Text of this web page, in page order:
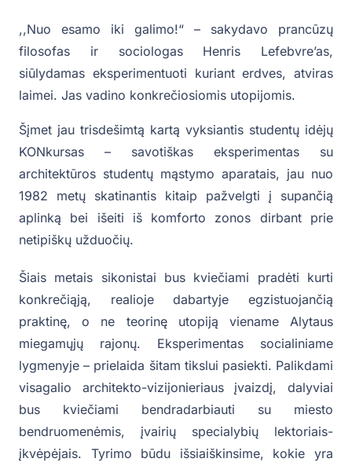
,,Nuo esamo iki galimo!“ – sakydavo prancūzų
filosofas ir sociologas Henris Lefebvre’as,
siūlydamas eksperimentuoti kuriant erdves, atviras
laimei. Jas vadino konkrečiosiomis utopijomis.
Šįmet jau trisdešimtą kartą vyksiantis studentų idėjų
KONkursas – savotiškas eksperimentas su
architektūros studentų mąstymo aparatais, jau nuo
1982 metų skatinantis kitaip pažvelgti į supančią
aplinką bei išeiti iš komforto zonos dirbant prie
netipiškų užduočių.
Šiais metais sikonistai bus kviečiami pradėti kurti
konkrečiąją, realioje dabartyje egzistuojančią
praktinę, o ne teorinę utopiją viename Alytaus
miegamųjų rajonų. Eksperimentas socialiniame
lygmenyje – prielaida šitam tikslui pasiekti. Palikdami
visagalio architekto-vizijonieriaus įvaizdį, dalyviai
bus kviečiami bendradarbiauti su miesto
bendruomenėmis, įvairių specialybių lektoriais-
įkvėpėjais. Tyrimo būdu išsiaiškinsime, kokie yra